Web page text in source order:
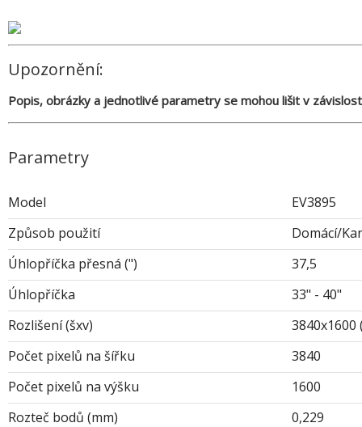
Upozornění:
Popis, obrázky a jednotlivé parametry se mohou lišit v
Parametry
Model
EV3895
Způsob použití
Domácí/
Úhlopříčka přesná (")
37,5
Úhlopříčka
33" - 40"
Rozlišení (šxv)
3840x1600
Počet pixelů na šířku
3840
Počet pixelů na výšku
1600
Rozteč bodů (mm)
0,229